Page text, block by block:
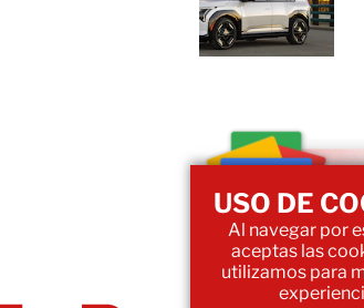
USO DE
Al navegar por
aceptas las
utilizamos para